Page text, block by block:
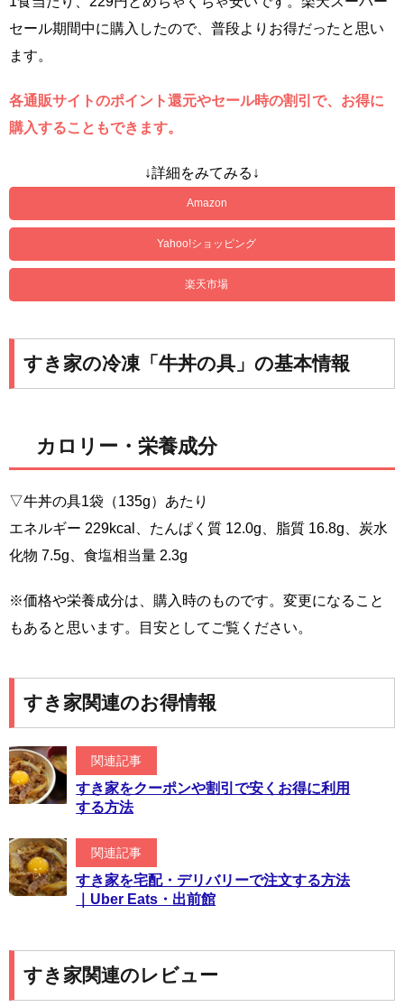
セール期間中に購入したので、普段よりお得だったと思い
ます。
各通販サイトのポイント還元やセール時の割引で、お得に
購入することもできます。
↓詳細をみてみる↓
Amazon
Yahoo!ショッピング
楽天市場
すき家の冷凍「牛丼の具」の基本情報
カロリー・栄養成分
▽牛丼の具1袋（135g）あたり
エネルギー 229kcal、たんぱく質 12.0g、脂質 16.8g、炭水
化物 7.5g、食塩相当量 2.3g
※価格や栄養成分は、購入時のものです。変更になること
もあると思います。目安としてご覧ください。
すき家関連のお得情報
関連記事
すき家をクーポンや割引で安くお得に利用
する方法
関連記事
すき家を宅配・デリバリーで注文する方法
｜Uber Eats・出前館
すき家関連のレビュー